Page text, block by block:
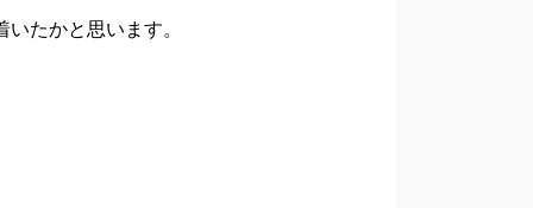
たかと思います。